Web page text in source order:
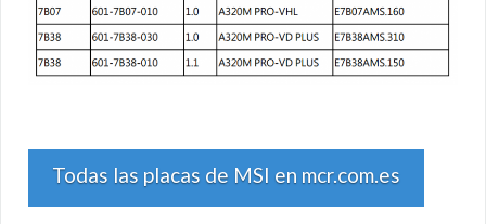
Todas las placas de MSI en mcr.com.es